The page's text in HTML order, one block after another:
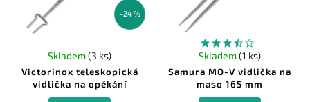
–24 %
Victorinox teleskopická
vidlička na opékání
Skladem(3 ks)
Samura MO-V vidlička na
maso 165 mm
Skladem(1 ks)